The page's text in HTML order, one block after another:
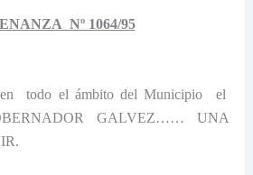
Nº 1064/95
en todo el ámbito del Municipio
el
GALVEZ…… UNA